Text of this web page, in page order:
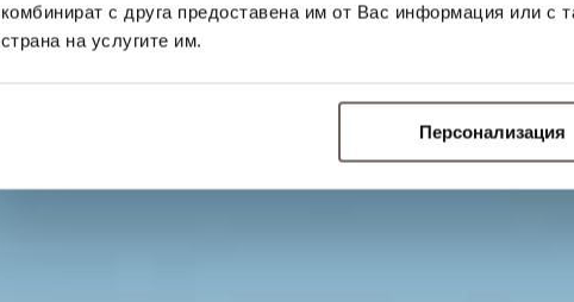
комбинират с друга предоставена им от Вас информация или с
страна на услугите им.
Персонализация